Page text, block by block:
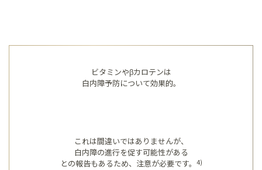
ビタミンやβカロテンは
白内障予防について効果的。
これは間違いではありませんが、
白内障の進行を促す可能性がある
との報告もあるため、注意が必要です。 4)